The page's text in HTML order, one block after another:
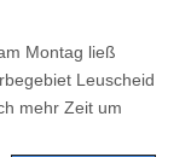
Montag ließ
Leuscheid
mehr Zeit um